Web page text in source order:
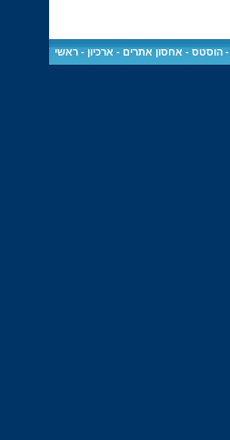
-הוסטס - אחסון אתרים - ארכיון -ראשי